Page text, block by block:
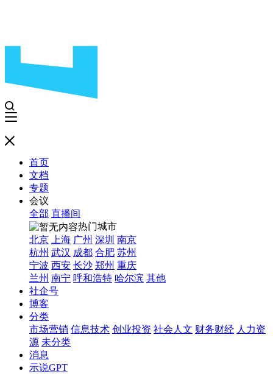
首页
文档
专题
会议
全部 直播间
热门城市
北京
上海 广州 深圳 南京
杭州 武汉 成都 合肥 苏州
宁波 西安 长沙 郑州 重庆
兰州 南宁 呼和浩特 哈尔滨 其他
社企号
博客
分类
市场营销 信息技术 创业投资 社会人文 财务财经 人力资
源 未分类
消息
示说GPT